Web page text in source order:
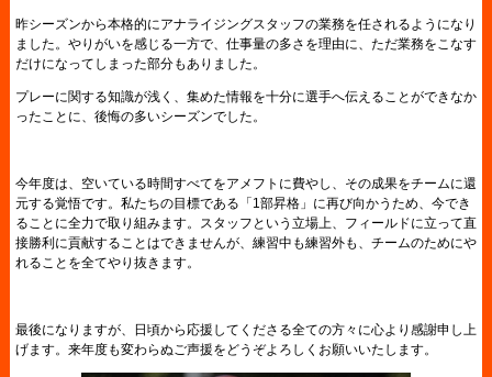
昨シーズンから本格的にアナライジングスタッフの業務を任されるようになり
ました。やりがいを感じる一方で、仕事量の多さを理由に、ただ業務をこなす
だけになってしまった部分もありました。
プレーに関する知識が浅く、集めた情報を十分に選手へ伝えることができなか
ったことに、後悔の多いシーズンでした。
今年度は、空いている時間すべてをアメフトに費やし、その成果をチームに還
元する覚悟です。私たちの目標である「1部昇格」に再び向かうため、今でき
ることに全力で取り組みます。スタッフという立場上、フィールドに立って直
接勝利に貢献することはできませんが、練習中も練習外も、チームのためにや
れることを全てやり抜きます。
最後になりますが、日頃から応援してくださる全ての方々に心より感謝申し上
げます。来年度も変わらぬご声援をどうぞよろしくお願いいたします。